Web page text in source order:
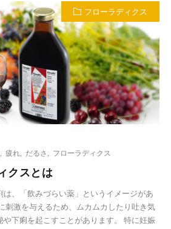
フローラディクス
疲れ だるさ フローラディクス
クスとは
は、「飲みづらい薬」というイメージがあ
刺激を与えるため、ムカムカしたり吐き気
や下痢を起こすことがあります。 特に妊娠